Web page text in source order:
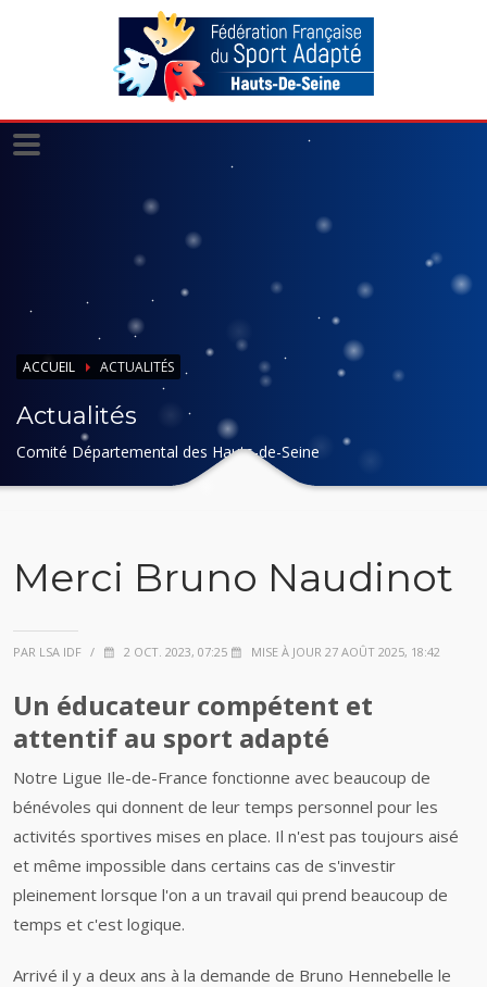
ACCUEIL ACTUALITÉS
Actualités
Comité Départemental des Hauts-de-Seine
Merci Bruno Naudinot
PAR LSA IDF / 2 OCT. 2023, 07:25 MISE À JOUR 27 AOÛT 2025, 18:42
Un éducateur compétent et
attentif au sport adapté
Notre Ligue Ile-de-France fonctionne avec beaucoup de
bénévoles qui donnent de leur temps personnel pour les
activités sportives mises en place. Il n'est pas toujours aisé
et même impossible dans certains cas de s'investir
pleinement lorsque l'on a un travail qui prend beaucoup de
temps et c'est logique.
Arrivé il y a deux ans à la demande de Bruno Hennebelle le
Panneau de gestion des cookies